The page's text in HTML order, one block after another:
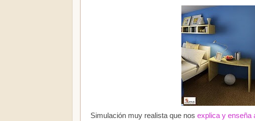
Simulación muy realista que nos explica y enseña